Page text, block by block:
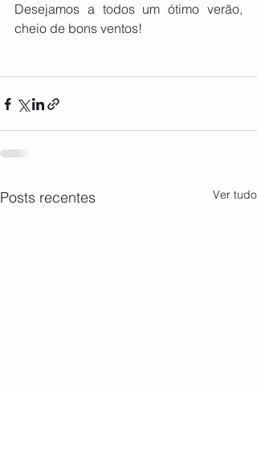
Desejamos a todos um ótimo verão,
cheio de bons ventos!
Posts recentes Ver tudo